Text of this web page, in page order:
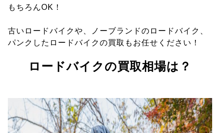
もちろんOK！
古いロードバイクや、ノーブランドのロードバイク、
パンクしたロードバイクの買取もお任せください！
ロードバイクの買取相場は？